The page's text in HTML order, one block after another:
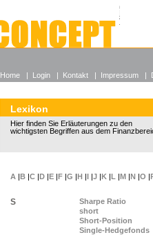
Alle
Wieso
Lexikon
Hier finden Sie Erläuterungen zu den
wichtigsten Begriffen aus dem
A |B |C |D |E |F |G |H |I |J |K |L |M |N |O |
S
Sharpe Ratio
short
Short-Position
Single-Hedgefonds
Home | Login | Kontakt | Impressum |